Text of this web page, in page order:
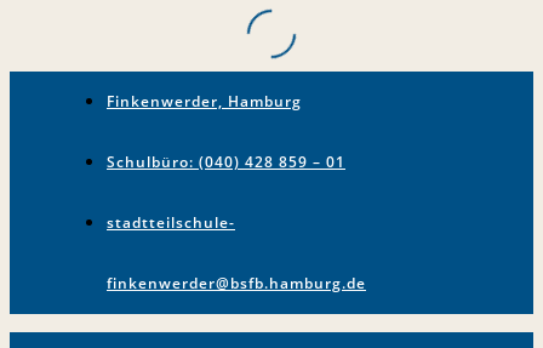
Finkenwerder, Hamburg
Schulbüro: (040) 428 859 – 01
stadtteilschule-
finkenwerder@bsfb.hamburg.de